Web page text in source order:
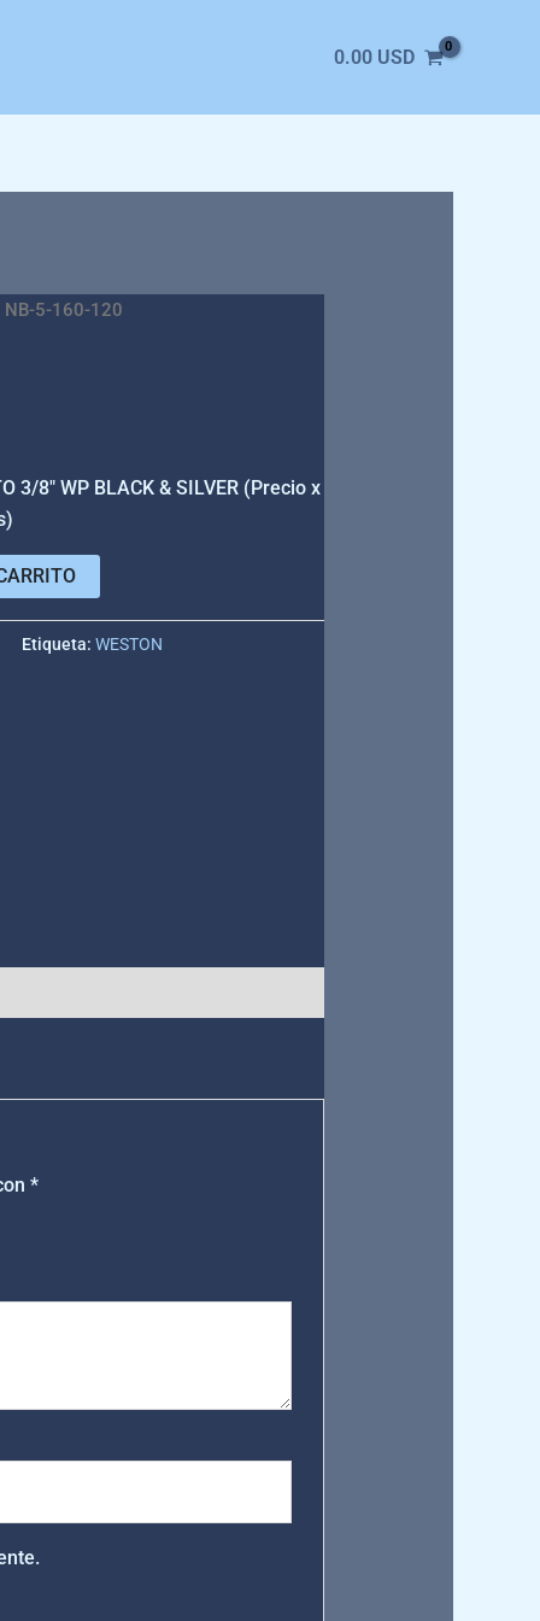
0.00 USD
5-160-120
3/8″ WP BLACK & SILVER (Precio x
Etiqueta:WESTON
*